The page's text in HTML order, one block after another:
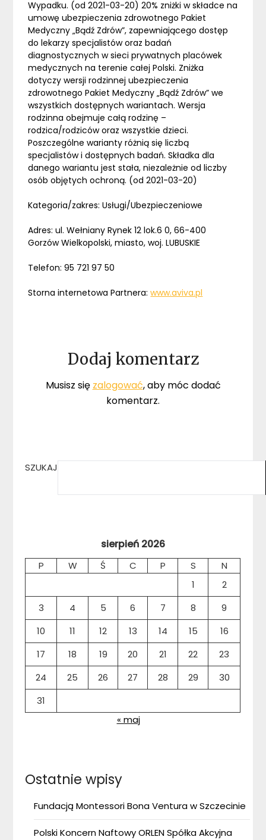
Wypadku. (od 2021-03-20) 20% zniżki w składce na
umowę ubezpieczenia zdrowotnego Pakiet
Medyczny „Bądź Zdrów”, zapewniającego dostęp
do lekarzy specjalistów oraz badań
diagnostycznych w sieci prywatnych placówek
medycznych na terenie całej Polski. Zniżka
dotyczy wersji rodzinnej ubezpieczenia
zdrowotnego Pakiet Medyczny „Bądź Zdrów” we
wszystkich dostępnych wariantach. Wersja
rodzinna obejmuje całą rodzinę –
rodzica/rodziców oraz wszystkie dzieci.
Poszczególne warianty różnią się liczbą
specjalistów i dostępnych badań. Składka dla
danego wariantu jest stała, niezależnie od liczby
osób objętych ochroną. (od 2021-03-20)
Kategoria/zakres: Usługi/Ubezpieczeniowe
Adres: ul. Wełniany Rynek 12 lok.6 0, 66-400
Gorzów Wielkopolski, miasto, woj. LUBUSKIE
Telefon: 95 721 97 50
Storna internetowa Partnera:www.aviva.pl
Dodaj komentarz
Musisz się zalogować, aby móc dodać
komentarz.
SZUKAJ
sierpień 2026
P W Ś C P S
N
1
2
3
4 5 6 7 8
9
10
11 12 13 14 15
16
17
18 19 20 21 22
23
24
25 26 27 28 29
30
31
« maj
Ostatnie wpisy
Fundacją Montessori Bona Ventura w Szczecinie
Polski Koncern Naftowy ORLEN Spółka Akcyjna